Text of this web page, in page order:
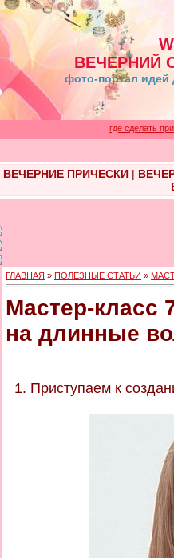
ВЕЧЕРНИЙ
фото-портал идей
где сделать
ВЕЧЕРНИЕ ПРИЧЕСКИ|
ГЛАВНАЯ » ПОЛЕЗНЫЕ СТАТЬИ »
Мастер-класс
на длинные
1. Приступаем к